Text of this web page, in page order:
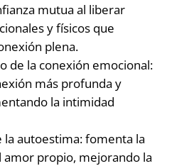
mutua al liberar
y físicos que
plena.
de la conexión emocional:
más profunda y
la intimidad
autoestima: fomenta la
amor propio, mejorando la